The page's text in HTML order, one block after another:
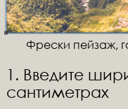
Фрески пейзаж,
1. Введите
сантиметрах